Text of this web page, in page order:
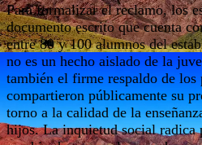
Para formalizar el reclamo, los
documento escrito que cuenta
entre 80 y 100 alumnos del
no es un hecho aislado de la
también el firme respaldo de los
compartieron públicamente su
torno a la calidad de la
hijos. La inquietud social radica